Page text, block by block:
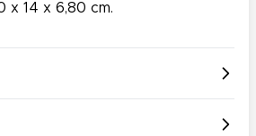
x 14 x 6,80 cm.